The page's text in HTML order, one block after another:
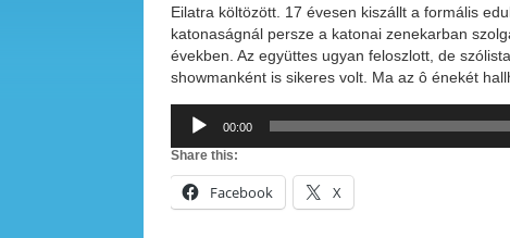
Eilatra költözött. 17 évesen kiszállt a formális
katonaságnál persze a katonai zenekarban
években. Az együttes ugyan feloszlott, de
showmanként is sikeres volt. Ma az ô énekét
Audió
lejátszó
00:00
Share this:
Facebook X